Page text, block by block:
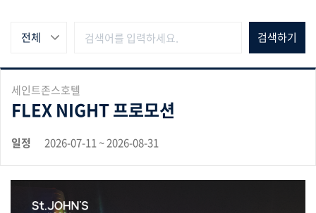
전체
세인트존스호텔
FLEX NIGHT 프로모션
일정 2026-07-11 ~ 2026-08-31